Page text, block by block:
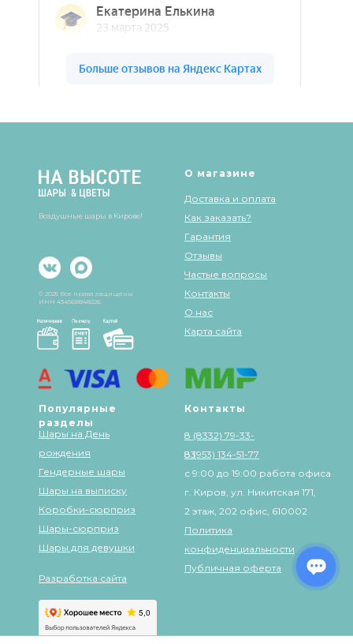
О магазине
Доставка и оплата
Популярные
разделы
Шары на День
рождения
Контакты
© 2025 Все права защищены
Как заказать?
Гарантия
Отзывы
Частые вопросы
Контакты
О нас
Гендерные шары
Шары на выписку
Коробки-сюрприз
Шары-сюрприз
Шары для девушки
8 (8332) 79-33-
83
8 (953) 134-51-77
с 9:00 до 19:00 работа офиса
г. Киров, ул. Никитская 171,
2 этаж, 202 офис, 610002
ИНН 434568848226
Политика
конфиденциальности
Публичная оферта
Карта сайта
Воздушные шары в Кирове!
Разработка сайта